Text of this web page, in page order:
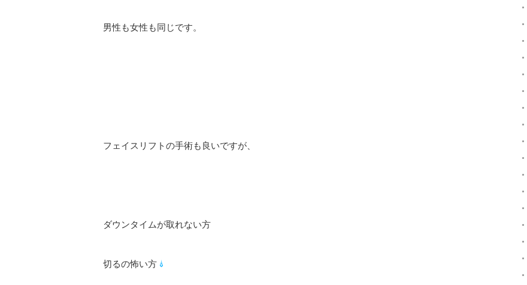
男性も女性も同じです。
フェイスリフトの手術も良いですが、
ダウンタイムが取れない方
切るの怖い方